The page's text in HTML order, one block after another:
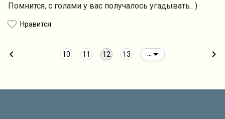
Помнится, с голами у вас получалось угадывать.. )
Нравится
10 11 12 13